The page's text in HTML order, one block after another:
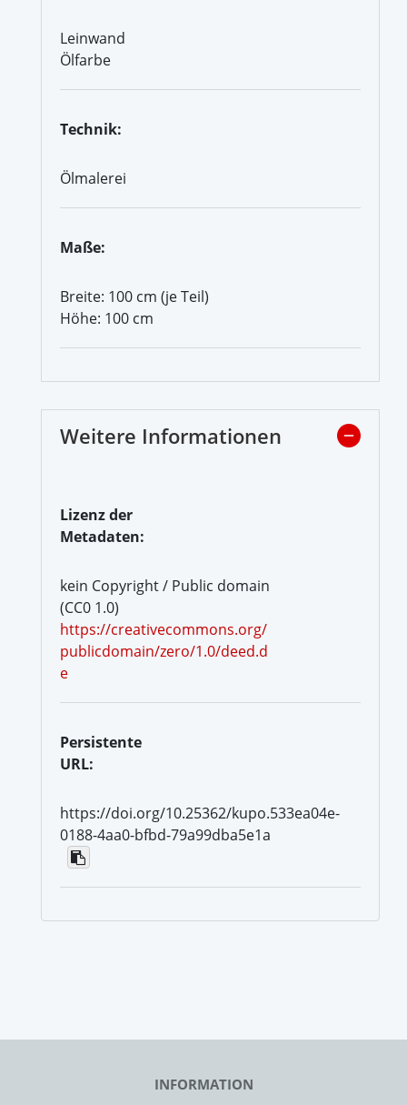
Leinwand
Ölfarbe
Technik:
Ölmalerei
Maße:
Breite: 100 cm (je Teil)
Höhe: 100 cm
Weitere Informationen
Lizenz der
Metadaten:
kein Copyright / Public domain
(CC0 1.0)
https://creativecommons.org/
publicdomain/zero/1.0/deed.d
e
Persistente
URL:
https://doi.org/10.25362/kupo.533ea04e-
0188-4aa0-bfbd-79a99dba5e1a
INFORMATION